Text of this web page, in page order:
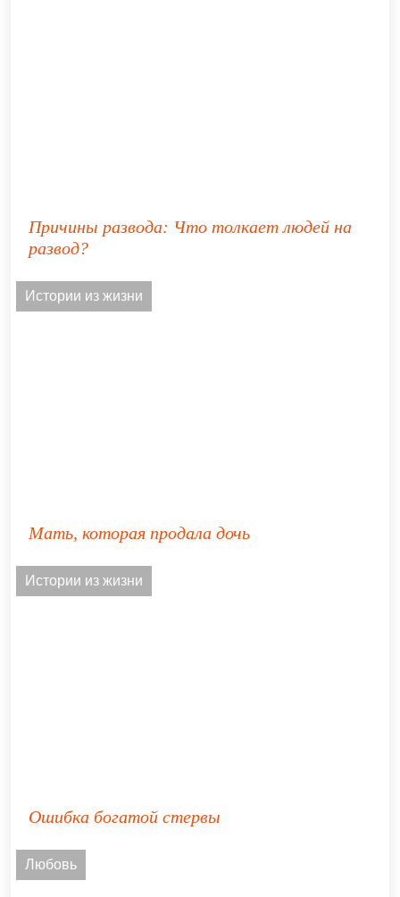
Причины развода: Что толкает людей на
развод?
Истории из жизни
Мать, которая продала дочь
Истории из жизни
Ошибка богатой стервы
Любовь